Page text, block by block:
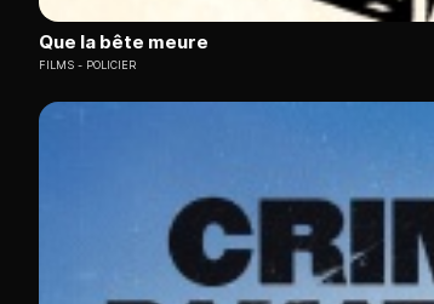
Que la bête meure
FILMS POLICIER